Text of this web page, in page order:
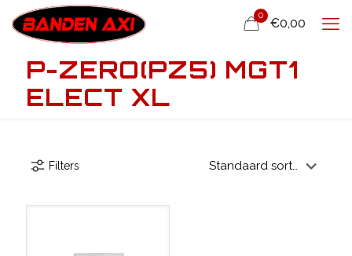
0
€0,00
P-ZERO(PZ5) MGT1
ELECT XL
Filters